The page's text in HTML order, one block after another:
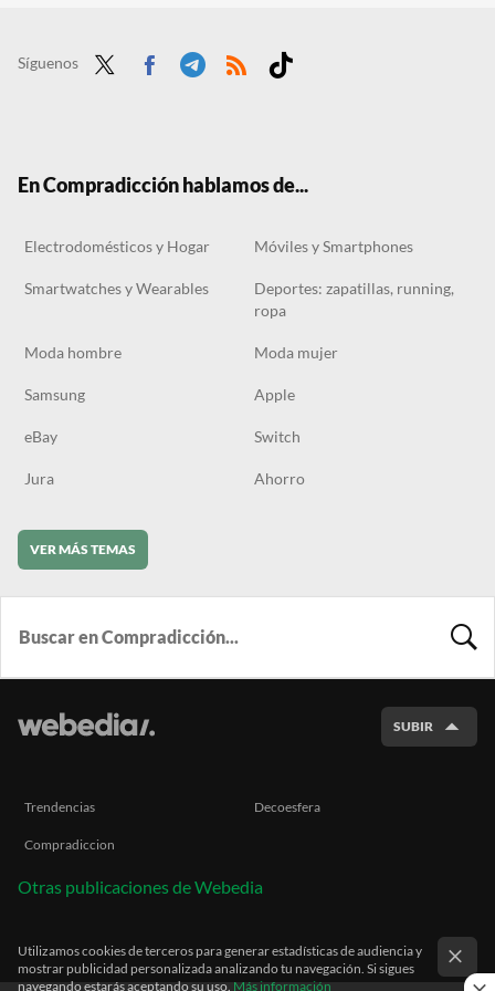
Síguenos
En Compradicción hablamos de...
Electrodomésticos y Hogar Móviles y Smartphones
Smartwatches y Wearables
Deportes: zapatillas, running,
ropa
Moda hombre Moda mujer
Samsung Apple
eBay Switch
Jura Ahorro
VER MÁS TEMAS
SUBIR
Trendencias Decoesfera
Compradiccion
Otras publicaciones de Webedia
Utilizamos cookies de terceros para generar estadísticas de audiencia y
mostrar publicidad personalizada analizando tu navegación. Si sigues
navegando estarás aceptando su uso. Más información